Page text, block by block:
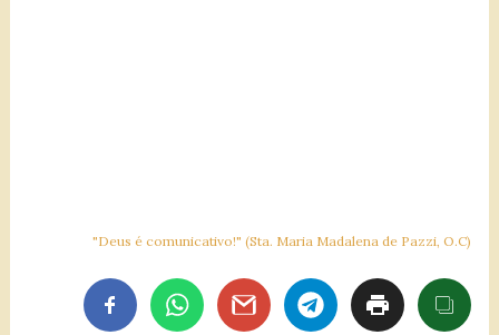
"Deus é comunicativo!" (Sta. Maria Madalena de Pazzi, O.C)